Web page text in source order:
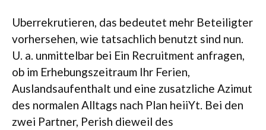
Uberrekrutieren, das bedeutet mehr Beteiligter
vorhersehen, wie tatsachlich benutzt sind nun.
U. a. unmittelbar bei Ein Recruitment anfragen,
ob im Erhebungszeitraum Ihr Ferien,
Auslandsaufenthalt und eine zusatzliche Azimut
des normalen Alltags nach Plan heiiYt. Bei den
zwei Partner, Perish dieweil des